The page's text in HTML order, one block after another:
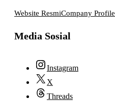
Website ResmiCompany Profile
Media Sosial
Instagram
X
Threads